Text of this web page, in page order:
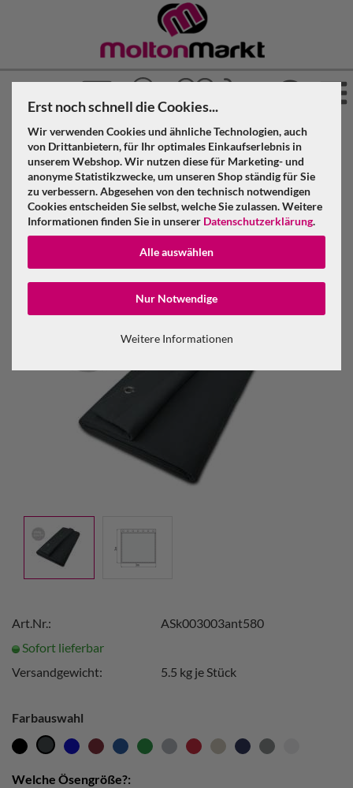
Erst noch schnell die Cookies...
Wir verwenden Cookies und ähnliche Technologien, auch
von Drittanbietern, für Ihr optimales Einkaufserlebnis in
unserem Webshop. Wir nutzen diese für Marketing- und
anonyme Statistikzwecke, um unseren Shop ständig für Sie
zu verbessern. Abgesehen von den technisch notwendigen
Cookies entscheiden Sie selbst, welche Sie zulassen. Weitere
Informationen finden Sie in unserer Datenschutzerklärung.
Alle auswählen
Nur Notwendige
Weitere Informationen
Konto erstellen
Molton Markt » Molton » Schwere Stoffe ab 500 g
Schwere Vorhänge 580 g » Anthrazit »
Schwerer Vorhang anthrazit Molton 580 g/m² B=3m (geöst) x
H=3m
Schwerer Vorhang anthrazit Molton 580
g/m² B=3m (geöst) x H=3m
Art.Nr.:
ASk003003ant580
Sofort lieferbar
Versandgewicht:
5.5 kg je Stück
Farbauswahl
Welche Ösengröße?: